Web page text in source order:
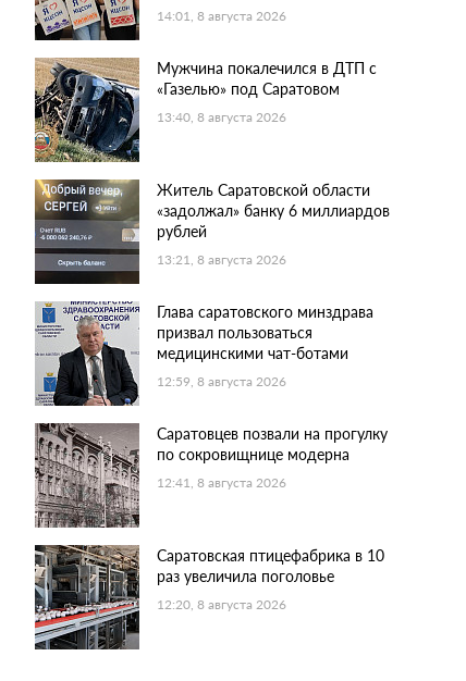
14:01, 8 августа 2026
Мужчина покалечился в ДТП с
«Газелью» под Саратовом
13:40, 8 августа 2026
Житель Саратовской области
«задолжал» банку 6 миллиардов
рублей
13:21, 8 августа 2026
Глава саратовского минздрава
призвал пользоваться
медицинскими чат-ботами
12:59, 8 августа 2026
Саратовцев позвали на прогулку
по сокровищнице модерна
12:41, 8 августа 2026
Саратовская птицефабрика в 10
раз увеличила поголовье
12:20, 8 августа 2026